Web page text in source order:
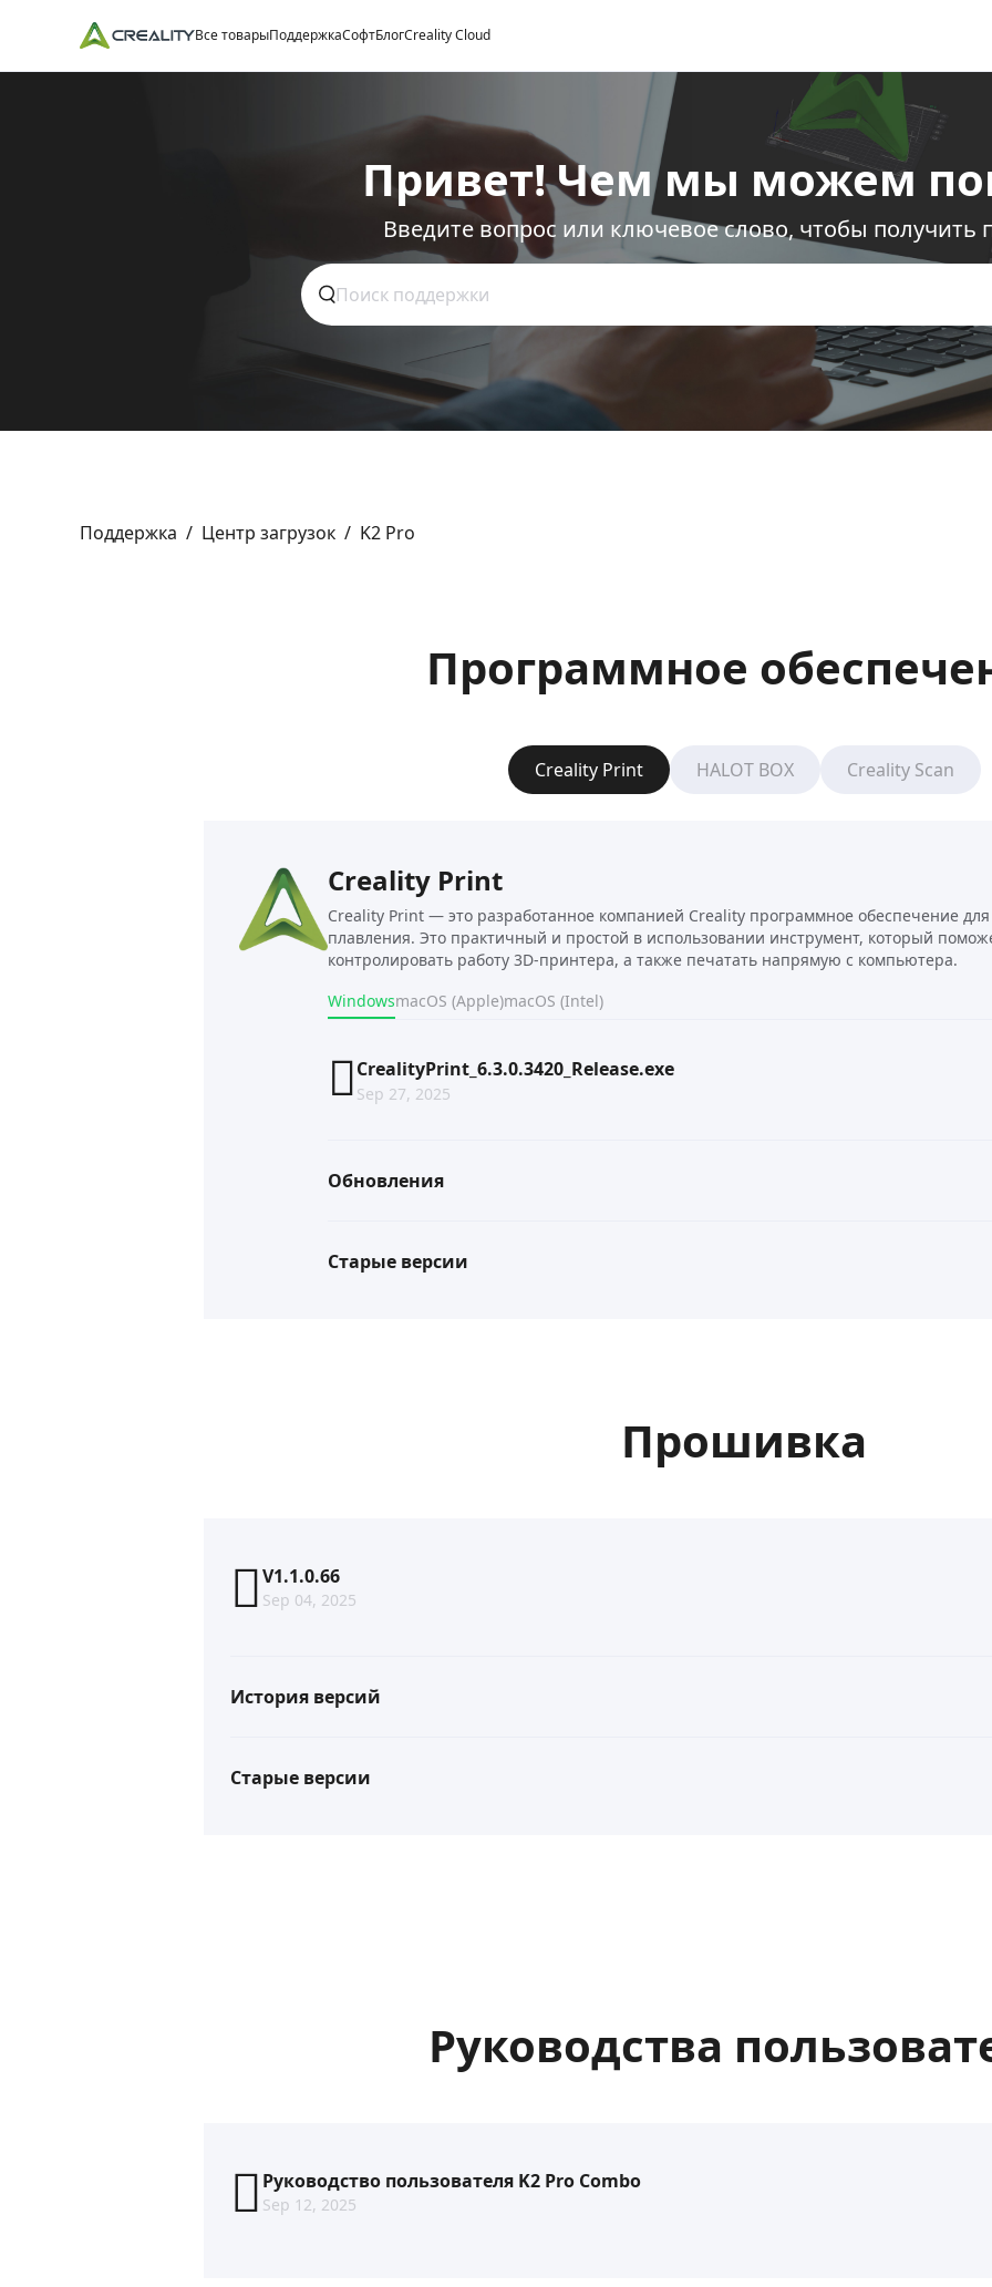
Все товарыПоддержкаСофтБлогCreality Cloud
Привет! Чем мы можем
Введите вопрос или ключевое слово, чтобы получить
Поддержка / Центр загрузок / K2 Pro
Программное
Creality Print HALOT BOX Creality Scan
Creality Print
Creality Print — это разработанное компанией Creality программное обеспечение
плавления. Это практичный и простой в использовании инструмент, который
контролировать работу 3D-принтера, а также печатать напрямую с компьютера.
WindowsmacOS (Apple)macOS (Intel)
CrealityPrint_6.3.0.3420_Release.exe
Sep 27, 2025
Обновления
Старые версии
Прошивка
V1.1.0.66
Sep 04, 2025
История версий
Старые версии
Руководства
Руководство пользователя K2 Pro Combo
Sep 12, 2025